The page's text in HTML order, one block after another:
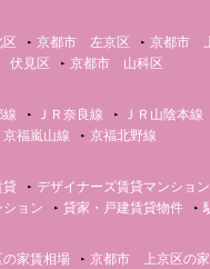
京都市 左京区
京都市
伏見区
京都市 山科区
線 ＪＲ奈良線
ＪＲ山陰本線
京福嵐山線
京福北野線
貸
デザイナーズ賃貸マンション
ョン 貸家・戸建賃貸物件
家賃相場
京都市 上京区の